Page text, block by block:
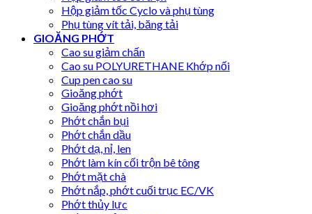
Hộp giảm tốc Cyclo và phụ tùng
Phụ tùng vít tải, băng tải
GIOĂNG PHỚT
Cao su giảm chấn
Cao su POLYURETHANE Khớp nối
Cup pen cao su
Gioăng phớt
Gioăng phớt nồi hơi
Phớt chắn bụi
Phớt chắn dầu
Phớt dạ, nỉ, len
Phớt làm kín cối trộn bê tông
Phớt mặt chà
Phớt nắp, phớt cuối trục EC/VK
Phớt thủy lực